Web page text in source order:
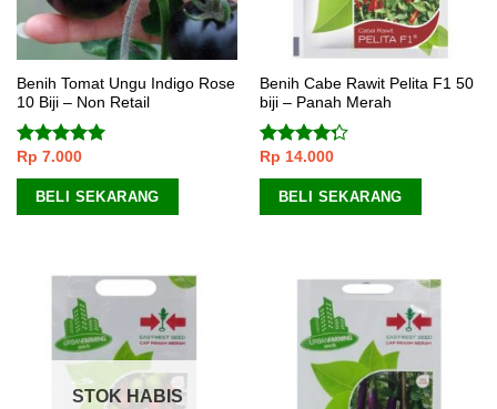
Benih Tomat Ungu Indigo Rose
10 Biji – Non Retail
Dinilai5.00
dari 5
Rp 7.000
BELI SEKARANG
Benih Cabe Rawit Pelita F1 50
biji – Panah Merah
Dinilai
4.00dari
Rp 14.000
BELI SEKARANG
STOK HABIS